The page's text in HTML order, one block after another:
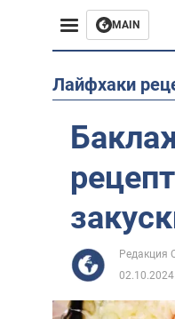
MAIN
Европа
Жизнь
Лайфхаки
Редакция